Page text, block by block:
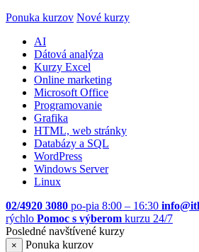
Ponuka kurzov Nové kurzy
AI
Dátová analýza
Kurzy Excel
Online marketing
Microsoft Office
Programovanie
Grafika
HTML, web stránky
Databázy a SQL
WordPress
Windows Server
Linux
02/4920 3080 po-pia 8:00 – 16:30
rýchlo Pomoc s výberom kurzu 24/7
Posledné navštívené kurzy
×
Ponuka kurzov